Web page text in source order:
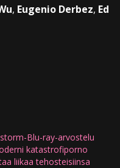
, Eugenio Derbez, Ed
Blu-ray-arvostelu
katastrofiporno
liikaa tehosteisiinsa